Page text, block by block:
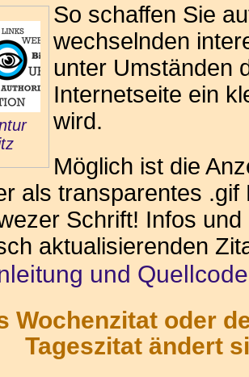
So schaffen Sie
wechselnden
unter Umständen
Internetseite ein
wird.
Möglich ist die
als transparentes
Schrift! Infos
aktualisierenden
und Quellcode
Wochenzitat oder
Tageszitat ändert